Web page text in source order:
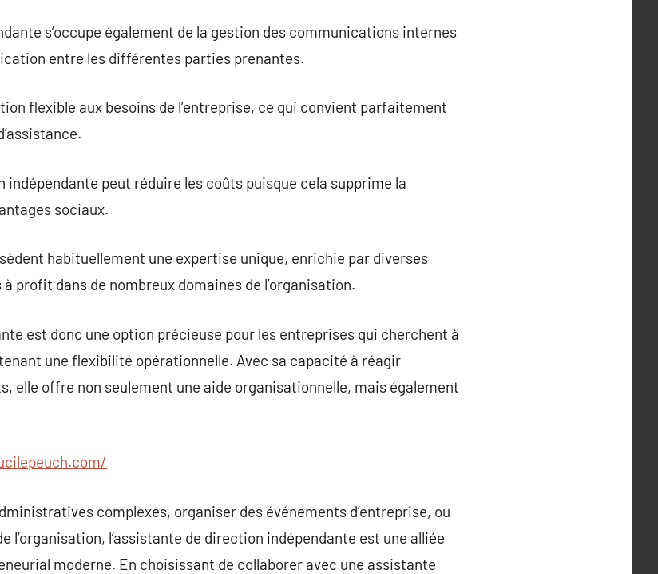
s’occupe également de la gestion des communications internes
entre les différentes parties prenantes.
flexible aux besoins de l’entreprise, ce qui convient parfaitement
peut réduire les coûts puisque cela supprime la
sociaux.
habituellement une expertise unique, enrichie par diverses
profit dans de nombreux domaines de l’organisation.
est donc une option précieuse pour les entreprises qui cherchent à
une flexibilité opérationnelle. Avec sa capacité à réagir
elle offre non seulement une aide organisationnelle, mais également
complexes, organiser des événements d’entreprise, ou
l’assistante de direction indépendante est une alliée
moderne. En choisissant de collaborer avec une assistante